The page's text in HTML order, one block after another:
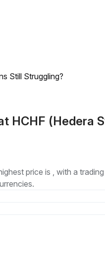
Still Struggling?
HCHF (Hedera
price is , with a